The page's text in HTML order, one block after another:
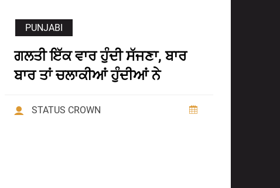
PUNJABI
ਗਲਤੀ ਇੱਕ ਵਾਰ ਹੁੰਦੀ ਸੱਜਣਾ, ਬਾਰ
ਬਾਰ ਤਾਂ ਚਲਾਕੀਆਂ ਹੁੰਦੀਆਂ ਨੇ
STATUS CROWN